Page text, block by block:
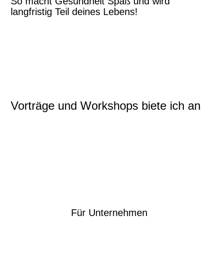
langfristig Teil deines Lebens!
Vorträge und Workshops biete ich an
Für Unternehmen